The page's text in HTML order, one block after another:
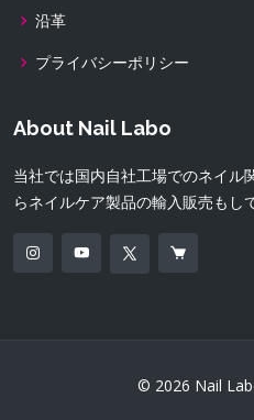
沿革
プライバシーポリシー
About Nail Labo
当社では国内自社工場でのネイル
らネイルケア製品の輸入販売もし
© 2026 Nail